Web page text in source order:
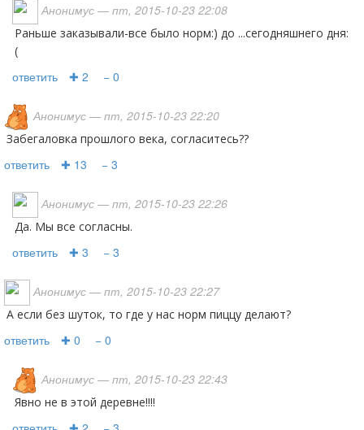
Анонимус — пт, 2015-10-23 22:08
Раньше заказывали-все было норм:) до ...сегодняшнего дня:
(
ответить ✚ 2 − 0
Анонимус — пт, 2015-10-23 22:20
забегаловка прошлого века, согласитесь??
ответить ✚ 13 − 3
Анонимус — пт, 2015-10-23 22:26
Да. Мы все согласны.
ответить ✚ 3 − 3
Анонимус — пт, 2015-10-23 22:27
А если без шуток, то где у нас норм пиццу делают?
ответить ✚ 0 − 0
Анонимус — пт, 2015-10-23 22:43
явно не в этой деревне!!!!